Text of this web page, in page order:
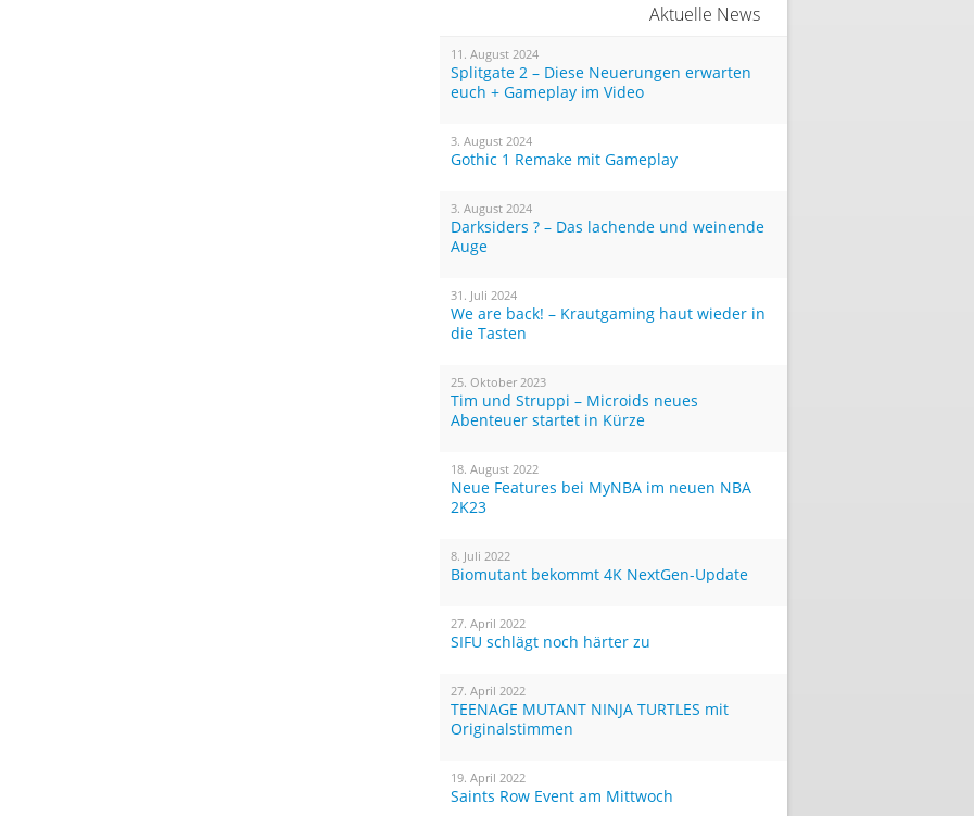
Aktuelle News
11. August 2024
Splitgate 2 – Diese Neuerungen erwarten
euch + Gameplay im Video
3. August 2024
Gothic 1 Remake mit Gameplay
3. August 2024
Darksiders ? – Das lachende und weinende
Auge
31. Juli 2024
We are back! – Krautgaming haut wieder in
die Tasten
25. Oktober 2023
Tim und Struppi – Microids neues
Abenteuer startet in Kürze
18. August 2022
Neue Features bei MyNBA im neuen NBA
2K23
8. Juli 2022
Biomutant bekommt 4K NextGen-Update
27. April 2022
SIFU schlägt noch härter zu
27. April 2022
TEENAGE MUTANT NINJA TURTLES mit
Originalstimmen
19. April 2022
Saints Row Event am Mittwoch